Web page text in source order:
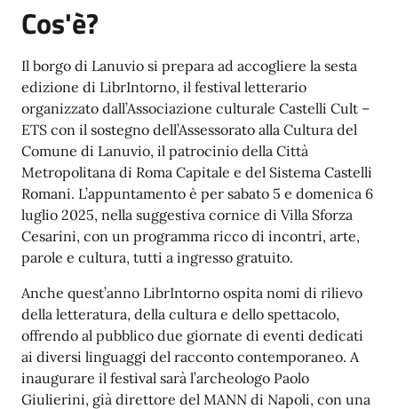
Cos'è?
Il borgo di Lanuvio si prepara ad accogliere la sesta
edizione di LibrIntorno, il festival letterario
organizzato dall’Associazione culturale Castelli Cult –
ETS con il sostegno dell’Assessorato alla Cultura del
Comune di Lanuvio, il patrocinio della Città
Metropolitana di Roma Capitale e del Sistema Castelli
Romani. L’appuntamento è per sabato 5 e domenica 6
luglio 2025, nella suggestiva cornice di Villa Sforza
Cesarini, con un programma ricco di incontri, arte,
parole e cultura, tutti a ingresso gratuito.
Anche quest’anno LibrIntorno ospita nomi di rilievo
della letteratura, della cultura e dello spettacolo,
offrendo al pubblico due giornate di eventi dedicati
ai diversi linguaggi del racconto contemporaneo. A
inaugurare il festival sarà l’archeologo Paolo
Giulierini, già direttore del MANN di Napoli, con una